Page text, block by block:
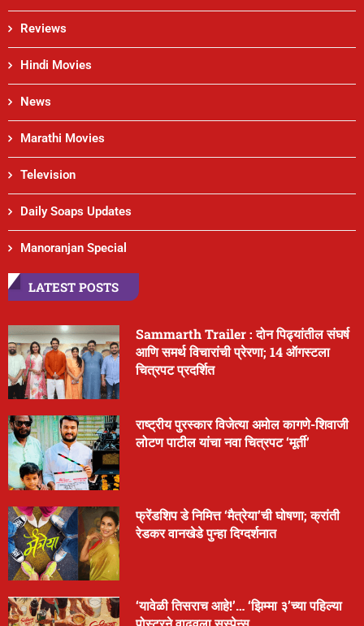
Reviews
Hindi Movies
News
Marathi Movies
Television
Daily Soaps Updates
Manoranjan Special
LATEST POSTS
Sammarth Trailer : दोन पिढ्यांतील संघर्ष
आणि समर्थ विचारांची प्रेरणा; 14 ऑगस्टला
चित्रपट प्रदर्शित
राष्ट्रीय पुरस्कार विजेत्या अमोल कागणे-शिवाजी
लोटण पाटील यांचा नवा चित्रपट ‘मूर्ती’
फ्रेंडशिप डे निमित्त ‘मैत्रेया’ची घोषणा; क्रांती
रेडकर वानखेडे पुन्हा दिग्दर्शनात
‘यावेळी तिसराच आहे!’… ‘झिम्मा ३’च्या पहिल्या